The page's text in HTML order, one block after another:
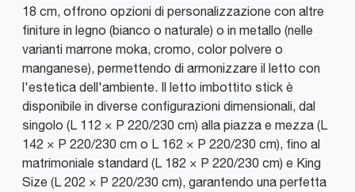
18 cm, offrono opzioni di personalizzazione con altre
finiture in legno (bianco o naturale) o in metallo (nelle
varianti marrone moka, cromo, color polvere o
manganese), permettendo di armonizzare il letto con
l'estetica dell'ambiente. Il letto imbottito stick è
disponibile in diverse configurazioni dimensionali, dal
singolo (L 112 × P 220/230 cm) alla piazza e mezza (L
142 × P 220/230 cm o L 162 × P 220/230 cm), fino al
matrimoniale standard (L 182 × P 220/230 cm) e King
Size (L 202 × P 220/230 cm), garantendo una perfetta